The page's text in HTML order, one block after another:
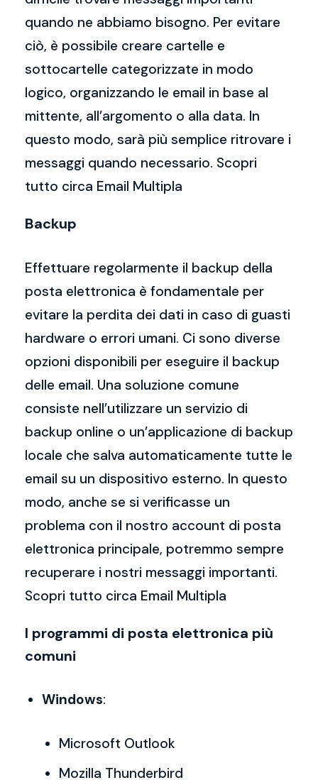
quando ne abbiamo bisogno. Per evitare
ciò, è possibile creare cartelle e
sottocartelle categorizzate in modo
logico, organizzando le email in base al
mittente, all’argomento o alla data. In
questo modo, sarà più semplice ritrovare i
messaggi quando necessario. Scopri
tutto circa Email Multipla
Backup
Effettuare regolarmente il backup della
posta elettronica è fondamentale per
evitare la perdita dei dati in caso di guasti
hardware o errori umani. Ci sono diverse
opzioni disponibili per eseguire il backup
delle email. Una soluzione comune
consiste nell’utilizzare un servizio di
backup online o un’applicazione di backup
locale che salva automaticamente tutte le
email su un dispositivo esterno. In questo
modo, anche se si verificasse un
problema con il nostro account di posta
elettronica principale, potremmo sempre
recuperare i nostri messaggi importanti.
Scopri tutto circa Email Multipla
I programmi di posta elettronica più
comuni
Windows:
Microsoft Outlook
Mozilla Thunderbird